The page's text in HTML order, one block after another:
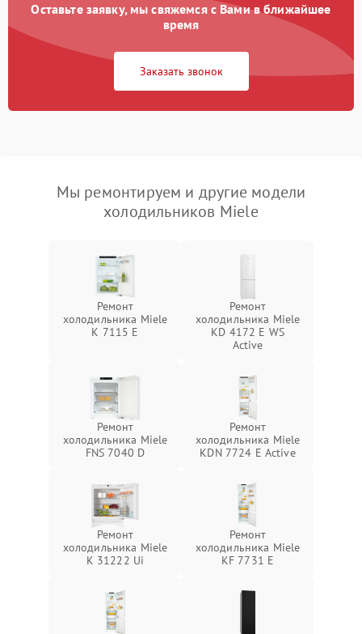
Оставьте заявку, мы свяжемся с Вами в ближайшее
время
Заказать звонок
Мы ремонтируем и другие модели
холодильников Miele
Ремонт
холодильника Miele
K 7115 E
Ремонт
холодильника Miele
KD 4172 E WS
Active
Ремонт
холодильника Miele
FNS 7040 D
Ремонт
холодильника Miele
KDN 7724 E Active
Ремонт
холодильника Miele
K 31222 Ui
Ремонт
холодильника Miele
KF 7731 E